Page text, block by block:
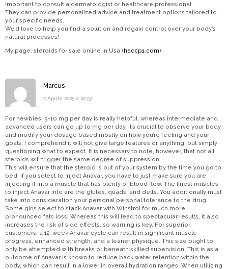
important to consult a dermatologist or healthcare professional.
They can provide personalized advice and treatment options tailored to
your specific needs.
We’d love to help you find a solution and regain control over your body’s
natural processes!
My page: steroids for sale online in Usa (haccp1.com)
Marcus
7 Aprile 2025 a 22:57
For newbies, 5-10 mg per day is really helpful, whereas intermediate and
advanced users can go up to mg per day. It’s crucial to observe your body
and modify your dosage based mostly on how you’re feeling and your
goals. I comprehend it will not give large features or anything, but simply
questioning what to expect. It is necessary to note, however, that not all
steroids will trigger the same degree of suppression.
This will ensure that the steroid is out of your system by the time you go to
bed. If you select to inject Anavar, you have to just make sure you are
injecting it into a muscle that has plenty of blood flow. The finest muscles
to inject Anavar into are the glutes, quads, and delts. You additionally must
take into consideration your personal personal tolerance to the drug.
Some girls select to stack Anavar with Winstrol for much more
pronounced fats loss. Whereas this will lead to spectacular results, it also
increases the risk of side effects, so warning is key. For superior
customers, a 12-week Anavar cycle can result in significant muscle
progress, enhanced strength, and a leaner physique. This size ought to
only be attempted with breaks or beneath skilled supervision. This is as a
outcome of Anavar is known to reduce back water retention within the
body, which can result in a lower in overall hydration ranges. When utilizing